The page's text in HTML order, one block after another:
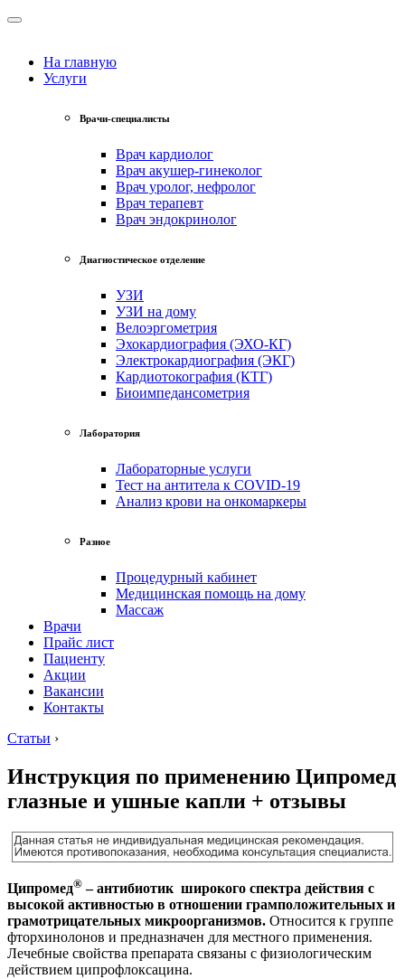
На главную
Услуги
Врачи-специалисты
Врач кардиолог
Врач акушер-гинеколог
Врач уролог, нефролог
Врач терапевт
Врач эндокринолог
Диагностическое отделение
УЗИ
УЗИ на дому
Велоэргометрия
Эхокардиография (ЭХО-КГ)
Электрокардиография (ЭКГ)
Кардиотокография (КТГ)
Биоимпедансометрия
Лаборатория
Лабораторные услуги
Тест на антитела к COVID-19
Анализ крови на онкомаркеры
Разное
Процедурный кабинет
Медицинская помощь на дому
Массаж
Врачи
Прайс лист
Пациенту
Акции
Вакансии
Контакты
Статьи ›
Инструкция по применению Ципромед
глазные и ушные капли + отзывы
Ципромед® – антибиотик широкого спектра действия с
высокой активностью в отношении грамположительных и
грамотрицательных микроорганизмов. Относится к группе
фторхинолонов и предназначен для местного применения.
Лечебные свойства препарата связаны с физиологическим
действием ципрофлоксацина.